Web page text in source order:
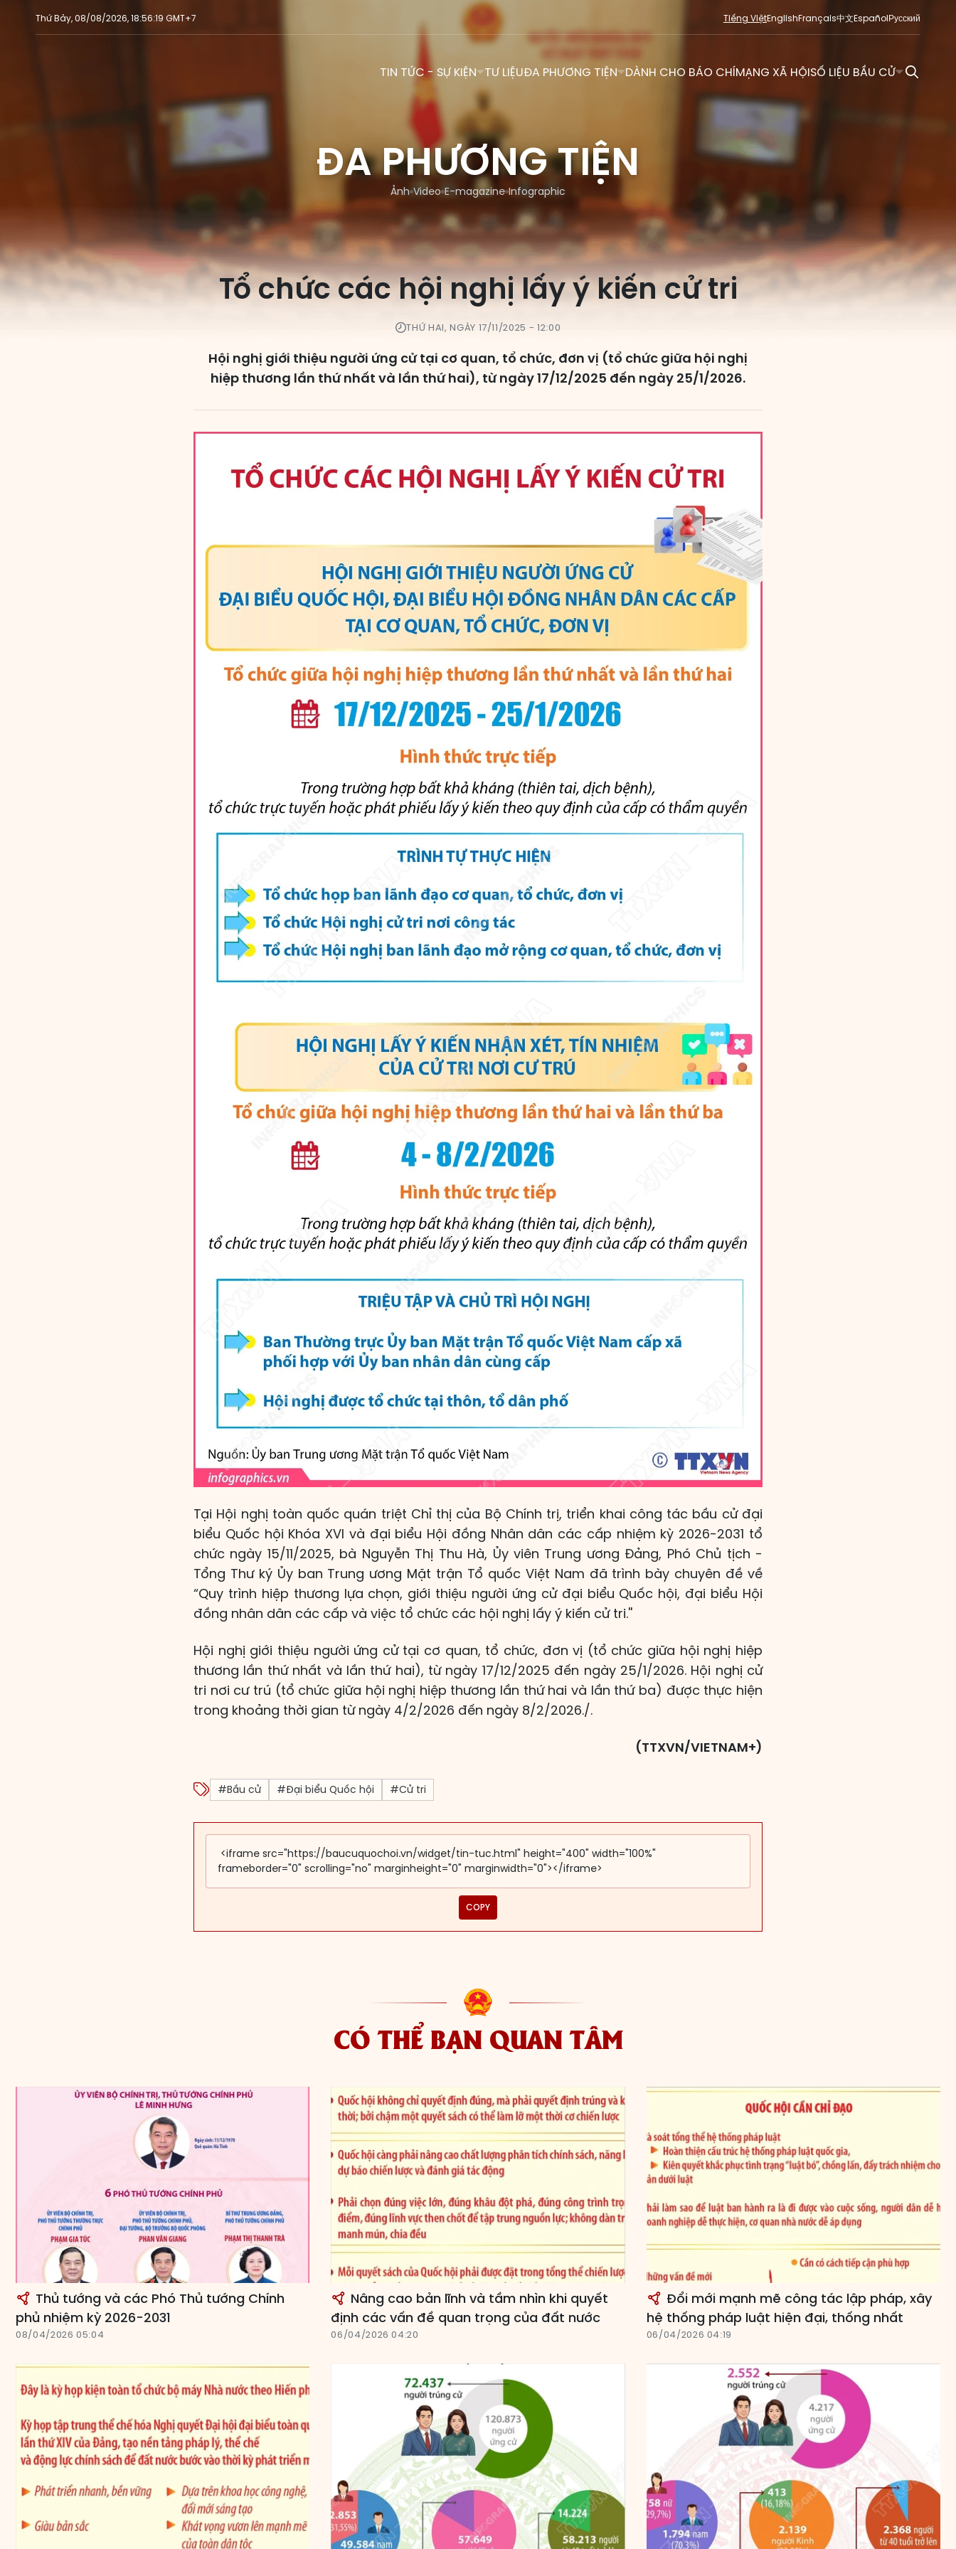
Thứ Bảy, 08/08/2026, 18:56:19 GMT+7 Tiếng ViệtEnglishFrançais中文EspañolРусский
TIN TỨC - SỰ KIỆN TƯ LIỆUĐA PHƯƠNG TIỆN DÀNH CHO BÁO CHÍMẠNG XÃ HỘISỐ LIỆU BẦU CỬ
ĐA PHƯƠNG TIỆN
Ảnh Video E-magazine Infographic
Tổ chức các hội nghị lấy ý kiến cử tri
THỨ HAI, NGÀY 17/11/2025 - 12:00
Hội nghị giới thiệu người ứng cử tại cơ quan, tổ chức, đơn vị (tổ chức giữa hội nghị
hiệp thương lần thứ nhất và lần thứ hai), từ ngày 17/12/2025 đến ngày 25/1/2026.
Tại Hội nghị toàn quốc quán triệt Chỉ thị của Bộ Chính trị, triển khai công tác bầu cử đại
biểu Quốc hội Khóa XVI và đại biểu Hội đồng Nhân dân các cấp nhiệm kỳ 2026-2031 tổ
chức ngày 15/11/2025, bà Nguyễn Thị Thu Hà, Ủy viên Trung ương Đảng, Phó Chủ tịch -
Tổng Thư ký Ủy ban Trung ương Mặt trận Tổ quốc Việt Nam đã trình bày chuyên đề về
“Quy trình hiệp thương lựa chọn, giới thiệu người ứng cử đại biểu Quốc hội, đại biểu Hội
đồng nhân dân các cấp và việc tổ chức các hội nghị lấy ý kiến cử tri.''
Hội nghị giới thiệu người ứng cử tại cơ quan, tổ chức, đơn vị (tổ chức giữa hội nghị hiệp
thương lần thứ nhất và lần thứ hai), từ ngày 17/12/2025 đến ngày 25/1/2026. Hội nghị cử
tri nơi cư trú (tổ chức giữa hội nghị hiệp thương lần thứ hai và lần thứ ba) được thực hiện
trong khoảng thời gian từ ngày 4/2/2026 đến ngày 8/2/2026./.
(TTXVN/VIETNAM+)
#Bầu cử #Đại biểu Quốc hội #Cử tri
COPY
CÓ THỂ BẠN QUAN TÂM
Thủ tướng và các Phó Thủ tướng Chính
phủ nhiệm kỳ 2026-2031
08/04/2026 05:04
Nâng cao bản lĩnh và tầm nhìn khi quyết
định các vấn đề quan trọng của đất nước
06/04/2026 04:20
Đổi mới mạnh mẽ công tác lập pháp, xây
hệ thống pháp luật hiện đại, thống nhất
06/04/2026 04:19